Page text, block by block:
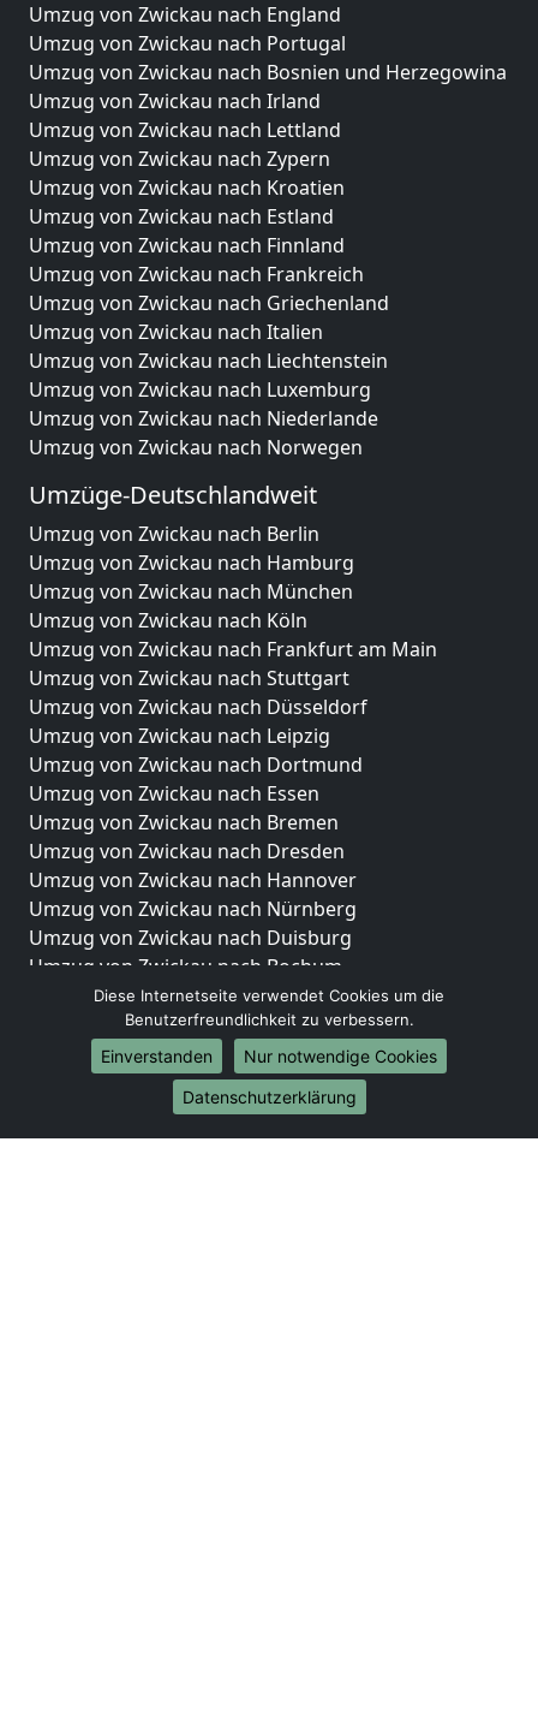
Umzug von Zwickau nach England
Umzug von Zwickau nach Portugal
Umzug von Zwickau nach Bosnien und Herzegowina
Umzug von Zwickau nach Irland
Umzug von Zwickau nach Lettland
Umzug von Zwickau nach Zypern
Umzug von Zwickau nach Kroatien
Umzug von Zwickau nach Estland
Umzug von Zwickau nach Finnland
Umzug von Zwickau nach Frankreich
Umzug von Zwickau nach Griechenland
Umzug von Zwickau nach Italien
Umzug von Zwickau nach Liechtenstein
Umzug von Zwickau nach Luxemburg
Umzug von Zwickau nach Niederlande
Umzug von Zwickau nach Norwegen
Umzüge-Deutschlandweit
Umzug von Zwickau nach Berlin
Umzug von Zwickau nach Hamburg
Umzug von Zwickau nach München
Umzug von Zwickau nach Köln
Umzug von Zwickau nach Frankfurt am Main
Umzug von Zwickau nach Stuttgart
Umzug von Zwickau nach Düsseldorf
Umzug von Zwickau nach Leipzig
Umzug von Zwickau nach Dortmund
Umzug von Zwickau nach Essen
Umzug von Zwickau nach Bremen
Umzug von Zwickau nach Dresden
Umzug von Zwickau nach Hannover
Umzug von Zwickau nach Nürnberg
Umzug von Zwickau nach Duisburg
Umzug von Zwickau nach Bochum
Umzug von Zwickau nach Wuppertal
Umzug von Zwickau nach Bielefeld
Umzug von Zwickau nach Bonn
Umzug von Zwickau nach Münster
Diese Internetseite verwendet Cookies um die
Benutzerfreundlichkeit zu verbessern.
Einverstanden
Nur notwendige Cookies
Datenschutzerklärung